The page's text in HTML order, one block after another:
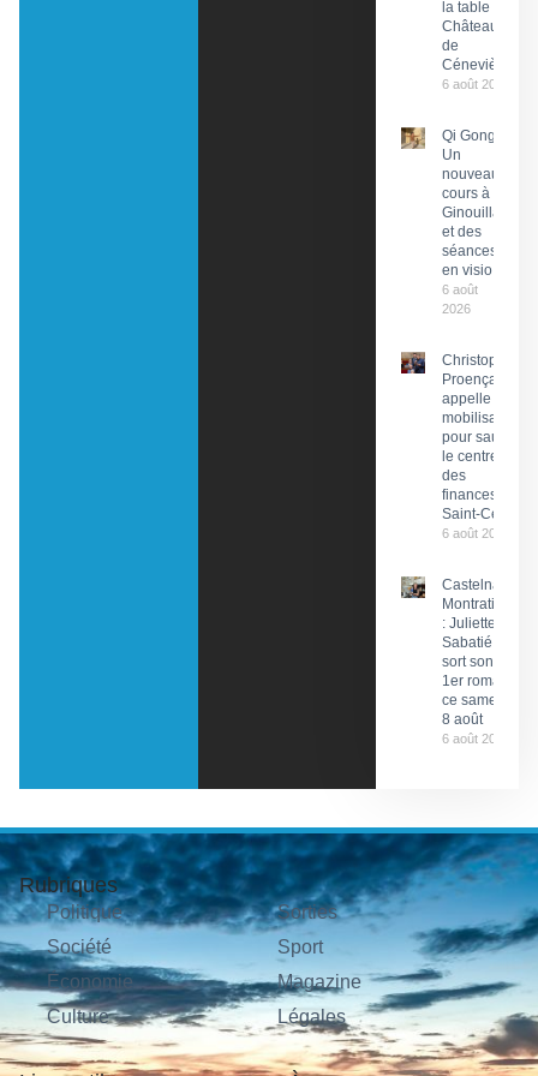
la table du
Château
de
Cénevières
6 août 2026
Qi Gong :
Un
nouveau
cours à
Ginouillac
et des
séances
en visio
6 août
2026
Christophe
Proença
appelle à la
mobilisation
pour sauver
le centre
des
finances de
Saint-Céré
6 août 2026
Castelnau-
Montratier
: Juliette
Sabatié
sort son
1er roman
ce samedi
8 août
6 août 2026
Rubriques
Politique
Société
Économie
Culture
Sorties
Sport
Magazine
Légales